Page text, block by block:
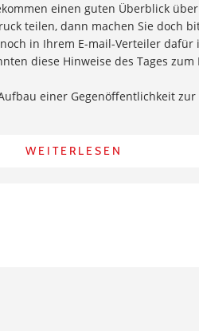
einen guten Überblick
teilen, dann machen Sie doch
in Ihrem E-mail-Verteiler dafür
diese Hinweise des Tages
einer Gegenöffentlichkeit
WEITERLESEN